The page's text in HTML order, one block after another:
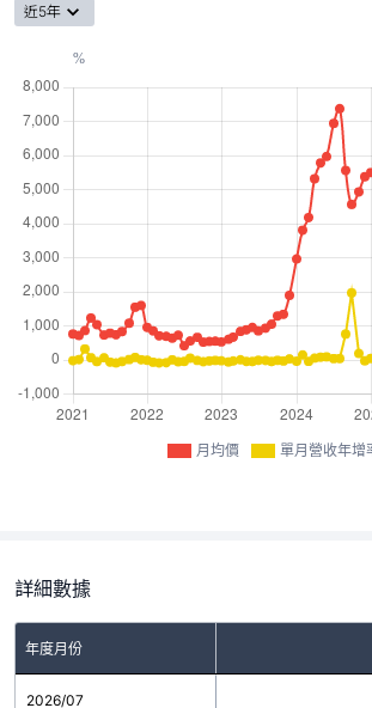
近5年
月均價 單月營收年增
詳細數據
年度月份
2026/07